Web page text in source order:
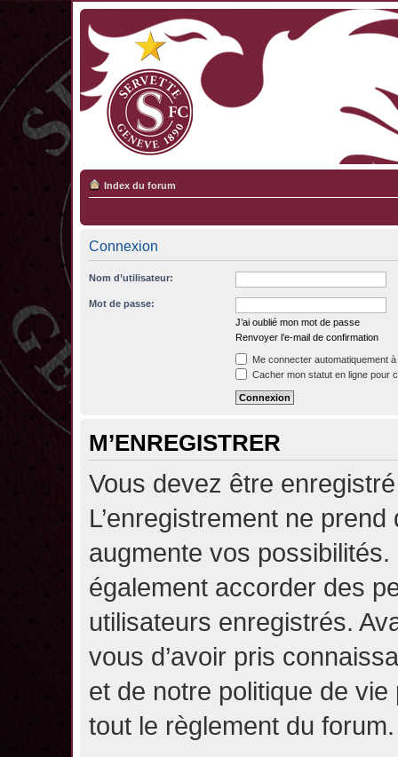
Index du forum
Connexion
Nom d’utilisateur:
Mot de passe:
J’ai oublié mon mot de passe
Renvoyer l’e-mail de confirmation
Me connecter automatiquement
Cacher mon statut en ligne pour
M’ENREGISTRER
Vous devez être
L’enregistrement ne
augmente vos possibilités.
également accorder des
utilisateurs enregistrés.
vous d’avoir pris
et de notre politique de
tout le règlement du forum.